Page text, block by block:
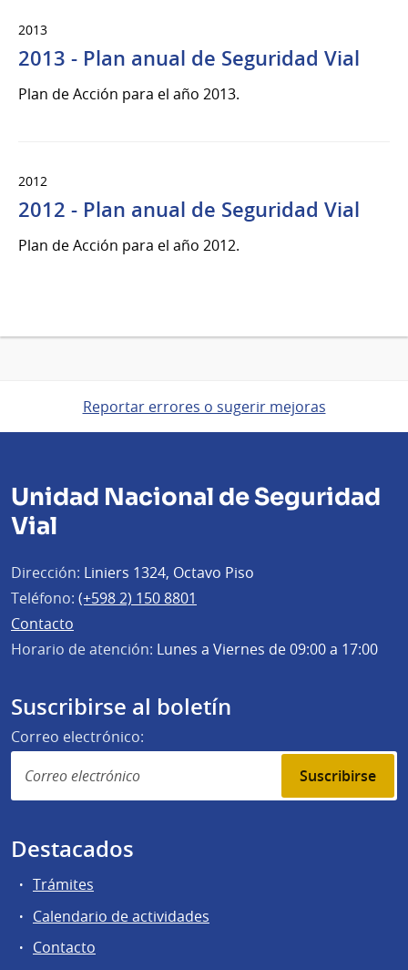
2013
2013 - Plan anual de Seguridad Vial
Plan de Acción para el año 2013.
2012
2012 - Plan anual de Seguridad Vial
Plan de Acción para el año 2012.
Reportar errores o sugerir mejoras
Unidad Nacional de Seguridad
Vial
Dirección: Liniers 1324, Octavo Piso
Teléfono: (+598 2) 150 8801
Contacto
Horario de atención: Lunes a Viernes de 09:00 a 17:00
Suscribirse al boletín
Correo electrónico:
Suscribirse
Destacados
Trámites
Calendario de actividades
Contacto